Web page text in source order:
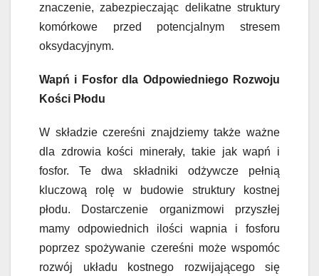
znaczenie, zabezpieczając delikatne struktury
komórkowe przed potencjalnym stresem
oksydacyjnym.
Wapń i Fosfor dla Odpowiedniego Rozwoju
Kości Płodu
W składzie czereśni znajdziemy także ważne
dla zdrowia kości minerały, takie jak wapń i
fosfor. Te dwa składniki odżywcze pełnią
kluczową rolę w budowie struktury kostnej
płodu. Dostarczenie organizmowi przyszłej
mamy odpowiednich ilości wapnia i fosforu
poprzez spożywanie czereśni może wspomóc
rozwój układu kostnego rozwijającego się